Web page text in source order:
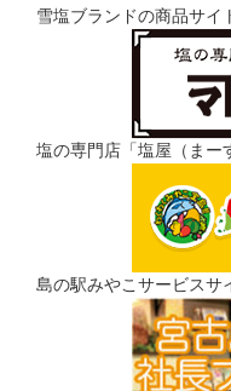
雪塩ブランドの商品サイ
塩の専門店「塩屋（まー
島の駅みやこサービスサ